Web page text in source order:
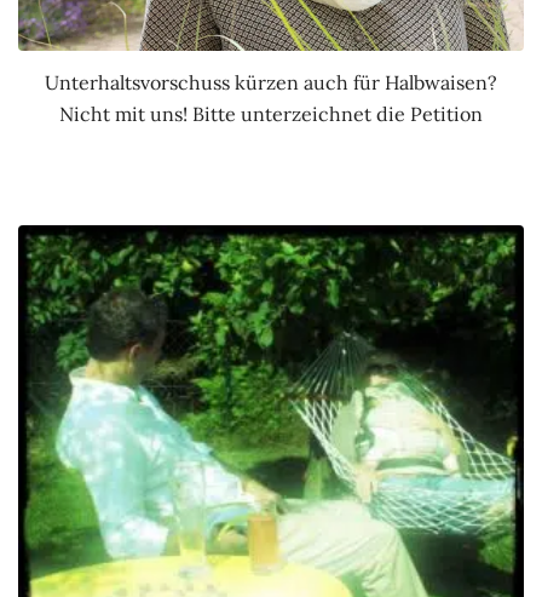
Unterhaltsvorschuss kürzen auch für Halbwaisen?
Nicht mit uns! Bitte unterzeichnet die Petition